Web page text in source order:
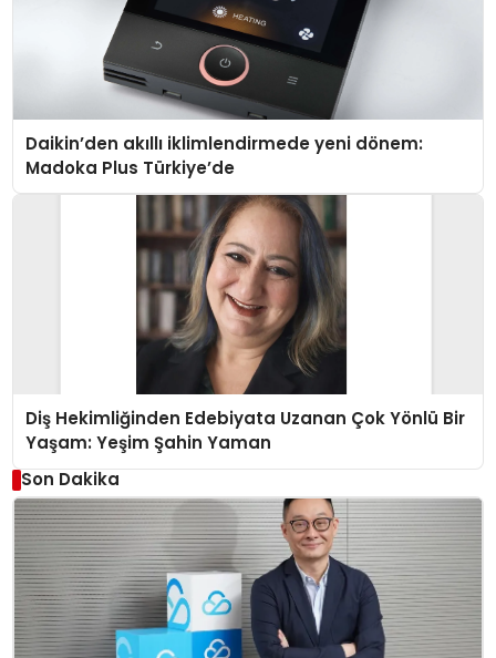
Daikin’den akıllı iklimlendirmede yeni dönem:
Madoka Plus Türkiye’de
Diş Hekimliğinden Edebiyata Uzanan Çok Yönlü Bir
Yaşam: Yeşim Şahin Yaman
Son Dakika